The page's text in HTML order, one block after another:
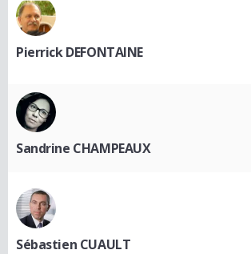
Pierrick DEFONTAINE
Sandrine CHAMPEAUX
Sébastien CUAULT